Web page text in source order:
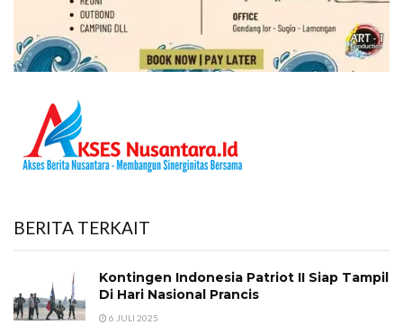
BERITA TERKAIT
Kontingen Indonesia Patriot II Siap Tampil
Di Hari Nasional Prancis
6 JULI 2025